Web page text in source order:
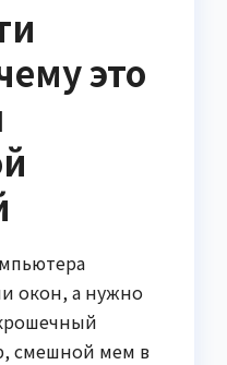
это
окон, а нужно
смешной мем в